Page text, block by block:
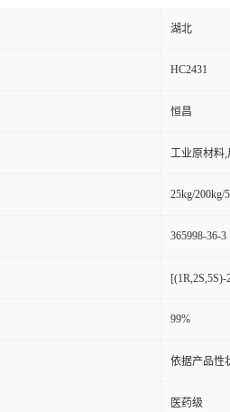
湖北
HC2431
恒昌
工业原材料
25kg/200kg/
365998-36-3
99%
依据产品性
医药级